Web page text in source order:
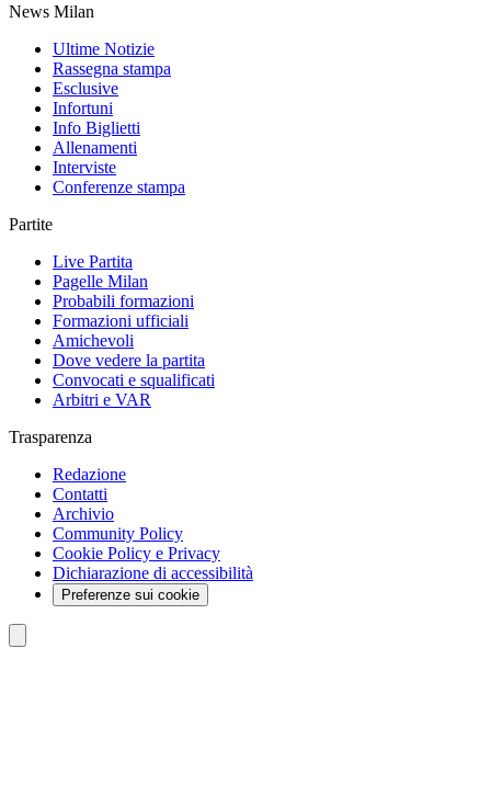
News Milan
Ultime Notizie
Rassegna stampa
Esclusive
Infortuni
Info Biglietti
Allenamenti
Interviste
Conferenze stampa
Partite
Live Partita
Pagelle Milan
Probabili formazioni
Formazioni ufficiali
Amichevoli
Dove vedere la partita
Convocati e squalificati
Arbitri e VAR
Trasparenza
Redazione
Contatti
Archivio
Community Policy
Cookie Policy e Privacy
Dichiarazione di accessibilità
Preferenze sui cookie